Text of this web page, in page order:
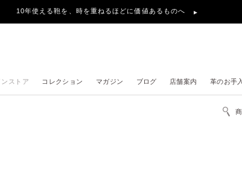
10年使える鞄を、時を重ねるほどに価値あるものへ
ストア コレクション マガジン ブログ 店舗案内 革のお手